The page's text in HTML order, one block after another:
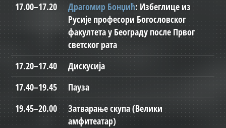
17.00–17.20
Драгомир Бонџић: Избеглице из
Русије професори Богословског
факултета у Београду после Првог
светског рата
17.20–17.40
Дискусија
17.40–19.45
Пауза
19.45–20.00
Затварање скупа (Велики
амфитеатар)